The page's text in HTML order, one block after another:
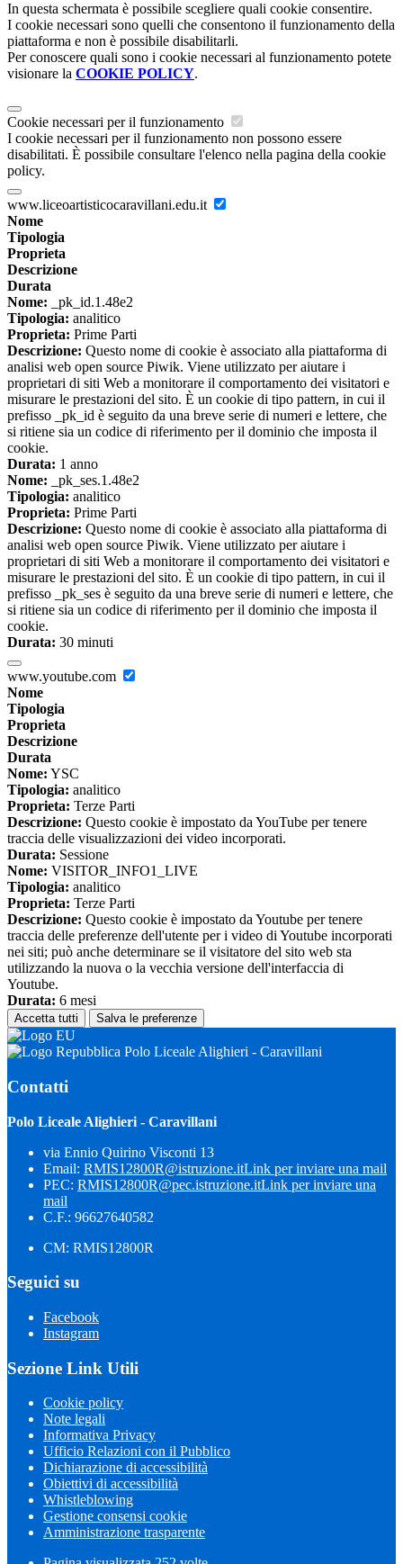
In questa schermata è possibile scegliere quali cookie consentire.
I cookie necessari sono quelli che consentono il funzionamento della
piattaforma e non è possibile disabilitarli.
Per conoscere quali sono i cookie necessari al funzionamento potete
visionare la COOKIE POLICY.
Cookie necessari per il funzionamento
I cookie necessari per il funzionamento non possono essere
disabilitati. È possibile consultare l'elenco nella pagina della cookie
policy.
www.liceoartisticocaravillani.edu.it
Nome
Tipologia
Proprieta
Descrizione
Durata
Nome: _pk_id.1.48e2
Tipologia: analitico
Proprieta: Prime Parti
Descrizione: Questo nome di cookie è associato alla piattaforma di
analisi web open source Piwik. Viene utilizzato per aiutare i
proprietari di siti Web a monitorare il comportamento dei visitatori e
misurare le prestazioni del sito. È un cookie di tipo pattern, in cui il
prefisso _pk_id è seguito da una breve serie di numeri e lettere, che
si ritiene sia un codice di riferimento per il dominio che imposta il
cookie.
Durata: 1 anno
Nome: _pk_ses.1.48e2
Tipologia: analitico
Proprieta: Prime Parti
Descrizione: Questo nome di cookie è associato alla piattaforma di
analisi web open source Piwik. Viene utilizzato per aiutare i
proprietari di siti Web a monitorare il comportamento dei visitatori e
misurare le prestazioni del sito. È un cookie di tipo pattern, in cui il
prefisso _pk_ses è seguito da una breve serie di numeri e lettere, che
si ritiene sia un codice di riferimento per il dominio che imposta il
cookie.
Durata: 30 minuti
www.youtube.com
Nome
Tipologia
Proprieta
Descrizione
Durata
Nome: YSC
Tipologia: analitico
Proprieta: Terze Parti
Descrizione: Questo cookie è impostato da YouTube per tenere
traccia delle visualizzazioni dei video incorporati.
Durata: Sessione
Nome: VISITOR_INFO1_LIVE
Tipologia: analitico
Proprieta: Terze Parti
Descrizione: Questo cookie è impostato da Youtube per tenere
traccia delle preferenze dell'utente per i video di Youtube incorporati
nei siti; può anche determinare se il visitatore del sito web sta
utilizzando la nuova o la vecchia versione dell'interfaccia di
Youtube.
Durata: 6 mesi
Accetta tutti Salva le preferenze
Polo Liceale Alighieri - Caravillani
Contatti
Polo Liceale Alighieri - Caravillani
via Ennio Quirino Visconti 13
Email: RMIS12800R@istruzione.itLink per inviare una mail
PEC: RMIS12800R@pec.istruzione.itLink per inviare una
mail
C.F.: 96627640582
CM: RMIS12800R
Seguici su
Facebook
Instagram
Sezione Link Utili
Cookie policy
Note legali
Informativa Privacy
Ufficio Relazioni con il Pubblico
Dichiarazione di accessibilità
Obiettivi di accessibilità
Whistleblowing
Gestione consensi cookie
Amministrazione trasparente